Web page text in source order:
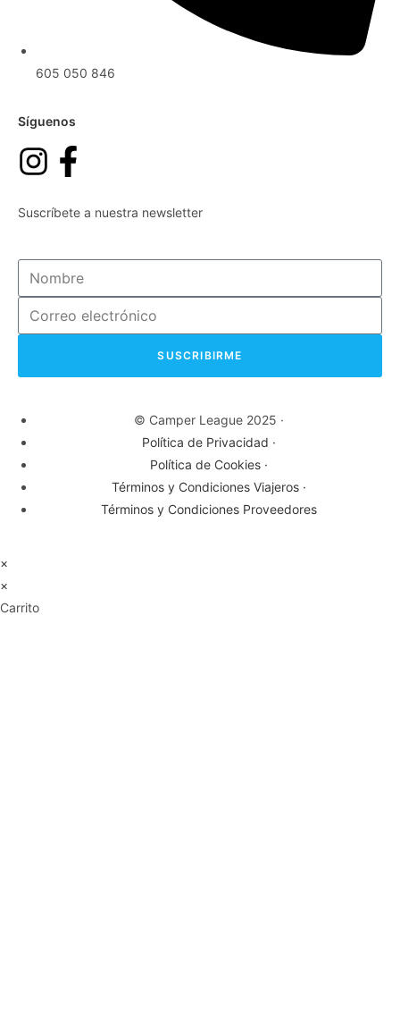
605 050 846
Síguenos
Suscríbete a nuestra newsletter
SUSCRIBIRME
© Camper League 2025 ·
Política de Privacidad ·
Política de Cookies ·
Términos y Condiciones Viajeros ·
Términos y Condiciones Proveedores
×
×
Carrito